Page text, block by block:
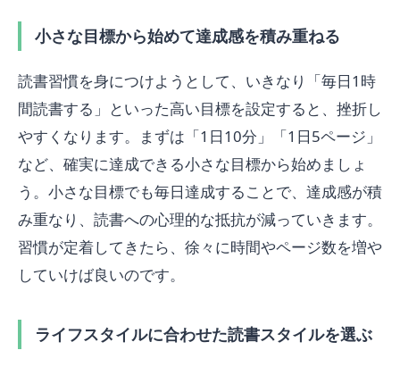
小さな目標から始めて達成感を積み重ねる
読書習慣を身につけようとして、いきなり「毎日1時
間読書する」といった高い目標を設定すると、挫折し
やすくなります。まずは「1日10分」「1日5ページ」
など、確実に達成できる小さな目標から始めましょ
う。小さな目標でも毎日達成することで、達成感が積
み重なり、読書への心理的な抵抗が減っていきます。
習慣が定着してきたら、徐々に時間やページ数を増や
していけば良いのです。
ライフスタイルに合わせた読書スタイルを選ぶ